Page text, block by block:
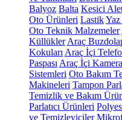
Balyoz Balta Kesici
Oto Ürünleri Lastik
Oto Teknik Malzemeler
Küllükler Araç
Kokuları Araç İçi
Paspası Araç İçi Kamera
Sistemleri Oto Bakım
Makineleri Tampon
Temizlik ve Bakım
Parlatıcı Ürünleri
ve Temizleyiciler